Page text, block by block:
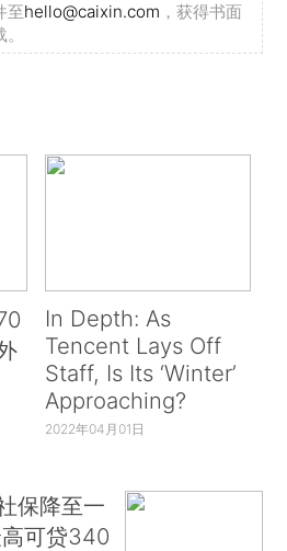
至hello@caixin.com ，获得书面
In Depth: As
Tencent Lays Off
Staff, Is Its ‘Winter’
Approaching?
2022年04月01日
保降至一
可贷340